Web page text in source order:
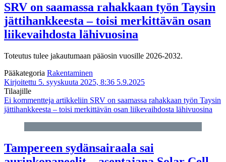
SRV on saamassa rahakkaan työn Taysin
jättihankkeesta – toisi merkittävän osan
liikevaihdosta lähivuosina
Toteutus tulee jakautumaan pääosin vuosille 2026-2032.
Pääkategoria Rakentaminen
Kirjoitettu 5. syyskuuta 2025, 8:36 5.9.2025
Tilaajille
Ei kommentteja artikkeliin SRV on saamassa rahakkaan työn Taysin
jättihankkeesta – toisi merkittävän osan liikevaihdosta lähivuosina
Tampereen sydänsairaala sai